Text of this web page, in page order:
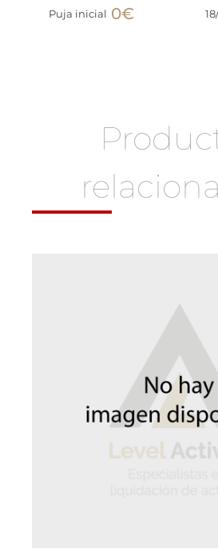
Puja inicial 0€